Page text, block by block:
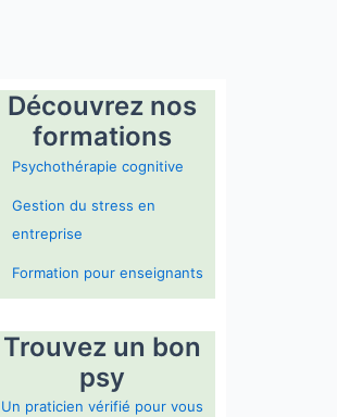
Découvrez nos
formations
Psychothérapie cognitive
Gestion du stress en
entreprise
Formation pour enseignants
Trouvez un bon
psy
Un praticien vérifié pour vous